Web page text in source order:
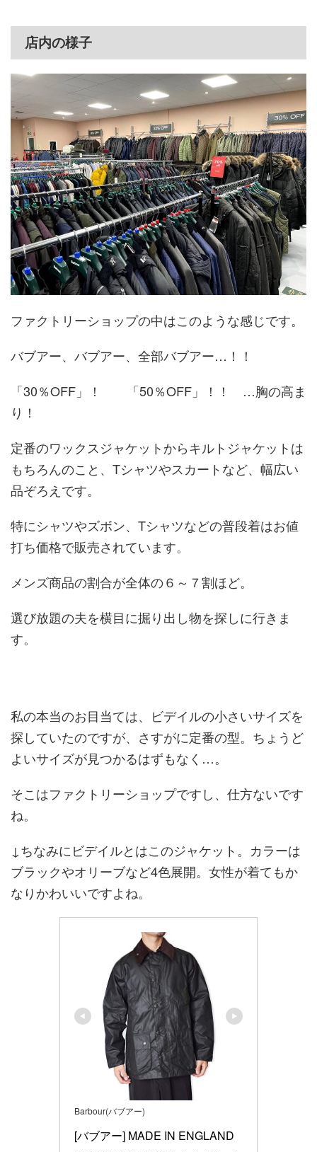
店内の様子
ファクトリーショップの中はこのような感じです。
バブアー、バブアー、全部バブアー…！！
「30％OFF」！ 「50％OFF」！！ …胸の高ま
り！
定番のワックスジャケットからキルトジャケットは
もちろんのこと、Tシャツやスカートなど、幅広い
品ぞろえです。
特にシャツやズボン、Tシャツなどの普段着はお値
打ち価格で販売されています。
メンズ商品の割合が全体の６～７割ほど。
選び放題の夫を横目に掘り出し物を探しに行きま
す。
私の本当のお目当ては、ビデイルの小さいサイズを
探していたのですが、さすがに定番の型。ちょうど
よいサイズが見つかるはずもなく…。
そこはファクトリーショップですし、仕方ないです
ね。
↓ちなみにビデイルとはこのジャケット。カラーは
ブラックやオリーブなど4色展開。女性が着てもか
なりかわいいですよね。
Barbour(バブアー)
[バブアー] MADE IN ENGLAND